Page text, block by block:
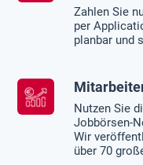
Zahlen Sie
per
planbar und
Nutzen Sie
Jobbörsen-
Wir
über 70